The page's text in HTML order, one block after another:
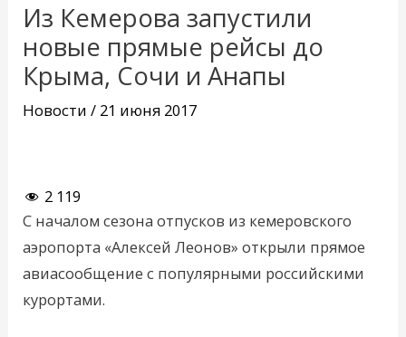
Из Кемерова запустили
новые прямые рейсы до
Крыма, Сочи и Анапы
Новости / 21 июня 2017
2 119
С началом сезона отпусков из кемеровского
аэропорта «Алексей Леонов» открыли прямое
авиасообщение с популярными российскими
курортами.
записям